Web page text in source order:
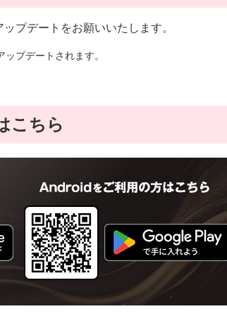
プデートをお願いいたします。
プデートされます。
こちら